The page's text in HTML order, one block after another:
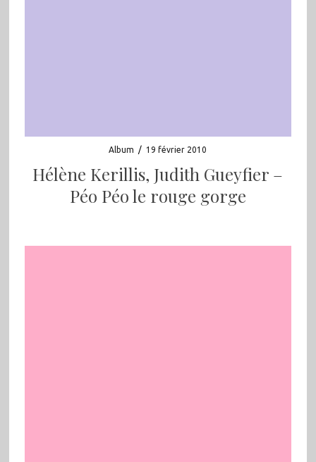
Album / 19 février 2010
Hélène Kerillis, Judith Gueyfier –
Péo Péo le rouge gorge